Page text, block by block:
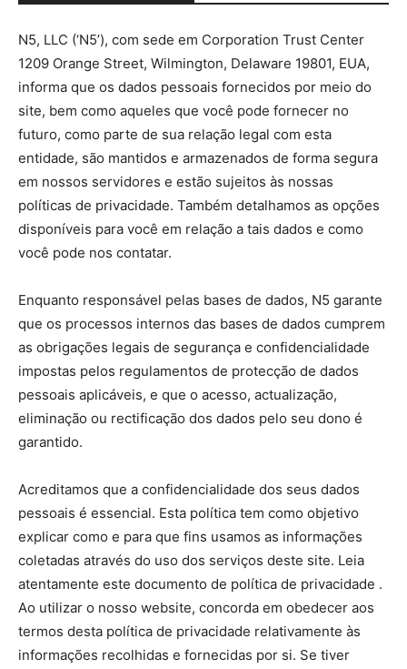
N5, LLC (‘N5’), com sede em Corporation Trust Center
1209 Orange Street, Wilmington, Delaware 19801, EUA,
informa que os dados pessoais fornecidos por meio do
site, bem como aqueles que você pode fornecer no
futuro, como parte de sua relação legal com esta
entidade, são mantidos e armazenados de forma segura
em nossos servidores e estão sujeitos às nossas
políticas de privacidade. Também detalhamos as opções
disponíveis para você em relação a tais dados e como
você pode nos contatar.
Enquanto responsável pelas bases de dados, N5 garante
que os processos internos das bases de dados cumprem
as obrigações legais de segurança e confidencialidade
impostas pelos regulamentos de protecção de dados
pessoais aplicáveis, e que o acesso, actualização,
eliminação ou rectificação dos dados pelo seu dono é
garantido.
Acreditamos que a confidencialidade dos seus dados
pessoais é essencial. Esta política tem como objetivo
explicar como e para que fins usamos as informações
coletadas através do uso dos serviços deste site. Leia
atentamente este documento de política de privacidade .
Ao utilizar o nosso website, concorda em obedecer aos
termos desta política de privacidade relativamente às
informações recolhidas e fornecidas por si. Se tiver